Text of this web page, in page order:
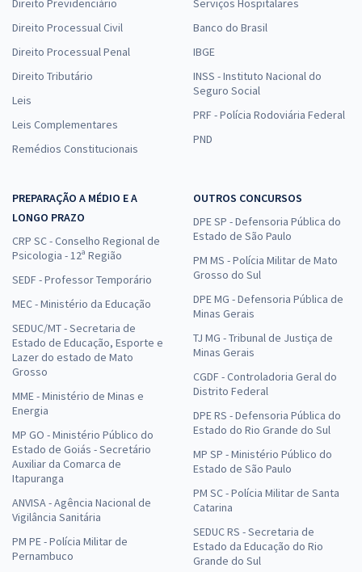
Direito Previdenciário
Direito Processual Civil
Direito Processual Penal
Direito Tributário
Leis
Leis Complementares
Remédios Constitucionais
Serviços Hospitalares
Banco do Brasil
IBGE
INSS - Instituto Nacional do
Seguro Social
PRF - Polícia Rodoviária Federal
PND
PREPARAÇÃO A MÉDIO E A
LONGO PRAZO
CRP SC - Conselho Regional de
Psicologia - 12ª Região
SEDF - Professor Temporário
MEC - Ministério da Educação
SEDUC/MT - Secretaria de
Estado de Educação, Esporte e
Lazer do estado de Mato
Grosso
MME - Ministério de Minas e
Energia
MP GO - Ministério Público do
Estado de Goiás - Secretário
Auxiliar da Comarca de
Itapuranga
ANVISA - Agência Nacional de
Vigilância Sanitária
PM PE - Polícia Militar de
Pernambuco
OUTROS CONCURSOS
DPE SP - Defensoria Pública do
Estado de São Paulo
PM MS - Polícia Militar de Mato
Grosso do Sul
DPE MG - Defensoria Pública de
Minas Gerais
TJ MG - Tribunal de Justiça de
Minas Gerais
CGDF - Controladoria Geral do
Distrito Federal
DPE RS - Defensoria Pública do
Estado do Rio Grande do Sul
MP SP - Ministério Público do
Estado de São Paulo
PM SC - Polícia Militar de Santa
Catarina
SEDUC RS - Secretaria de
Estado da Educação do Rio
Grande do Sul